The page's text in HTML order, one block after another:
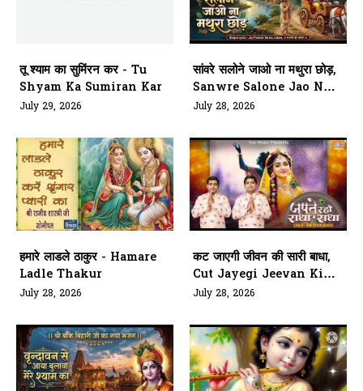
तू श्याम का सुमिंरन कर - Tu
Shyam Ka Sumiran Kar
July 29, 2026
सांवरे सलोने जाओ ना मथुरा छोड़,
Sanwre Salone Jao Naa
Mathura Chhod
July 28, 2026
हमारे लाडले ठाकुर - Hamare
Ladle Thakur
July 28, 2026
कट जाएगी जीवन की सारी बाधा,
Cut Jayegi Jeevan Ki
Sari Badha
July 28, 2026